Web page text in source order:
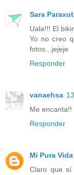
Sara
Uala!!! El
Yo no creo
fotos...jejeje
Responder
vanaehsa
Me
Responder
Mi Pura Vida
Claro que sí